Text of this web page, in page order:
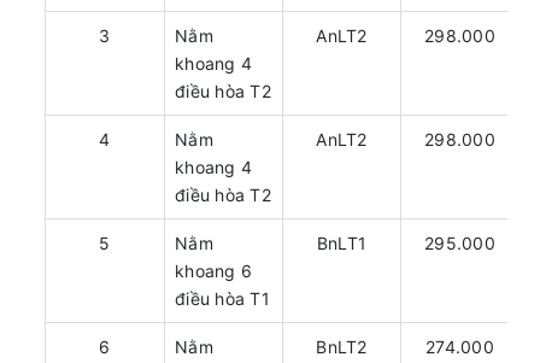
3
Nằm
khoang 4
điều hòa T2
AnLT2 298.000
4
Nằm
khoang 4
điều hòa T2
AnLT2 298.000
5
Nằm
khoang 6
điều hòa T1
BnLT1 295.000
6
Nằm
BnLT2 274.000